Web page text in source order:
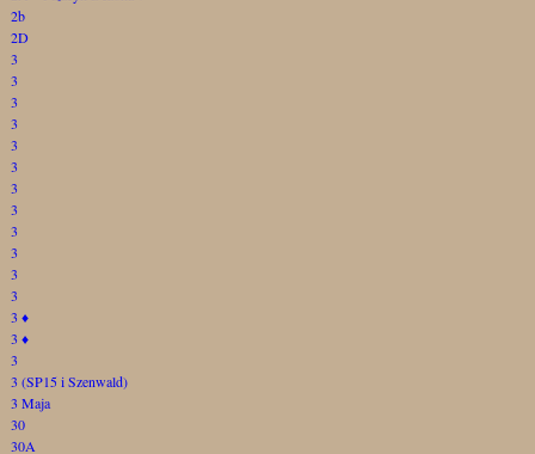
2b
2D
3
3
3
3
3
3
3
3
3
3
3
3
3 ♦
3 ♦
3
3 (SP15 i Szenwald)
3 Maja
30
30A